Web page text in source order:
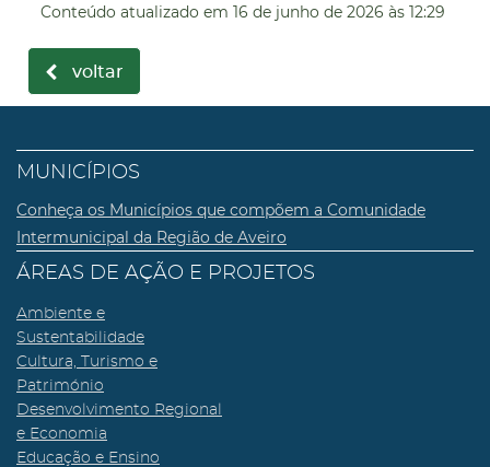
Conteúdo atualizado em 16 de junho de 2026 às 12:29
voltar
MUNICÍPIOS
Conheça os Municípios que compõem a Comunidade
Intermunicipal da Região de Aveiro
ÁREAS DE AÇÃO E PROJETOS
Ambiente e
Sustentabilidade
Cultura, Turismo e
Património
Desenvolvimento Regional
e Economia
Educação e Ensino